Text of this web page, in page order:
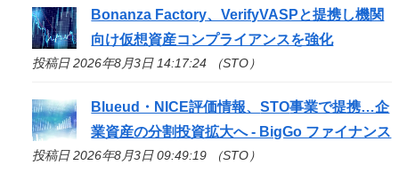
Bonanza Factory、VerifyVASPと提携し機関
向け仮想資産コンプライアンスを強化
投稿日 2026年8月3日 14:17:24 （STO）
Blueud・NICE評価情報、STO事業で提携…企
業資産の分割投資拡大へ - BigGo ファイナンス
投稿日 2026年8月3日 09:49:19 （STO）